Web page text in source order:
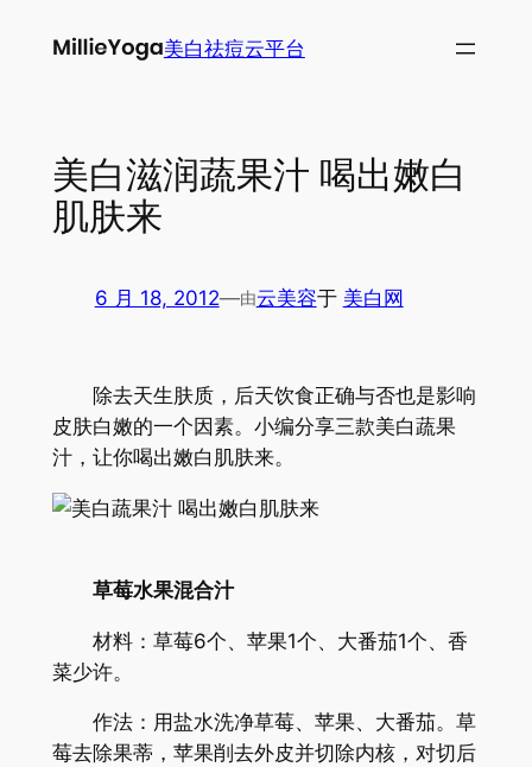
美白祛痘云平台
美白滋润蔬果汁 喝出嫩白
肌肤来
6 月 18, 2012—由云美容于 美白网
除去天生肤质，后天饮食正确与否也是影响
皮肤白嫩的一个因素。小编分享三款美白蔬果
汁，让你喝出嫩白肌肤来。
草莓水果混合汁
材料：草莓6个、苹果1个、大番茄1个、香
菜少许。
作法：用盐水洗净草莓、苹果、大番茄。草
莓去除果蒂，苹果削去外皮并切除内核，对切后